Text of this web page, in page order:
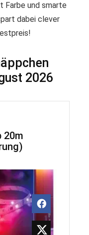
Farbe und smarte
dabei clever
2026
20m